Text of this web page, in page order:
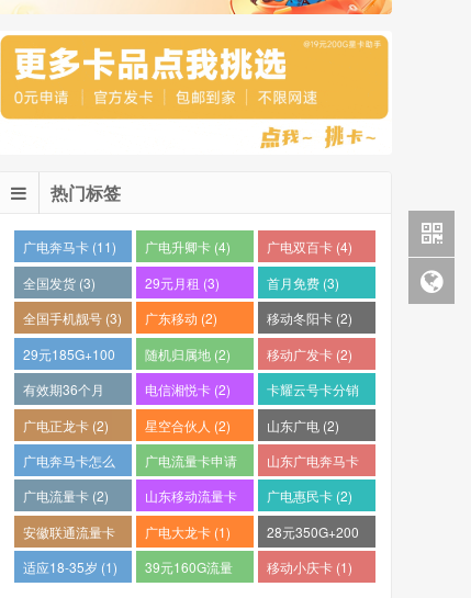
热门标签
广电奔马卡 (11) 广电升卿卡 (4)
广电双百卡 (4)
全国发货 (3)
29元月租 (3)
首月免费 (3)
全国手机靓号 (3)
广东移动 (2)
移动冬阳卡 (2)
29元185G+100
分钟 (2)
随机归属地 (2)
移动广发卡 (2)
有效期36个月
(2)
电信湘悦卡 (2)
卡耀云号卡分销
平台 (2)
广电正龙卡 (2) 星空合伙人 (2)
山东广电 (2)
广电奔马卡怎么
样？ (2)
广电流量卡申请
(2)
山东广电奔马卡
(2)
广电流量卡 (2)
山东移动流量卡
(2)
广电惠民卡 (2)
安徽联通流量卡
(2)
广电大龙卡 (1)
28元350G+200
分钟 (1)
适应18-35岁 (1)
39元160G流量
移动小庆卡 (1)